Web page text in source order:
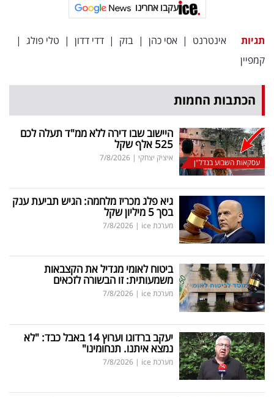
עקבו
עקבו אחרינו
תגיות אינטרנט | אסי כהן | בזק | דדי דדון | טלי פולג |
קמפיין
הכתבות החמות
עסקאות השבוע בנדל"ן
היישוב שבו דירה ללא ממ"ד תעלה לכם
525 אלף שקל
איציק יצחקי |
7/8/2026
גיא פלג מכריז מלחמה: הגיש תביעת ענק
בסך 5 מיליון שקל
מערכת ice |
7/8/2026
ביטוח לאומי מגדיל את הקצבאות
משמעותית: זו הבשורה לזכאים
מערכת ice |
7/8/2026
יעקב ברדוגו וערוץ 14 באבל כבד: "לא
נמצא איתנו. תנחומינו"
מערכת ice |
7/8/2026